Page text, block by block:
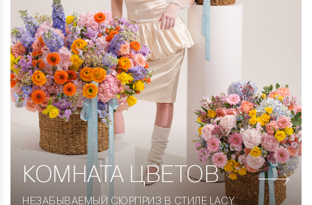
КОМНАТАЦВЕТОВ
НЕЗАБЫВАЕМЫЙ СЮРПРИЗ В СТИЛЕ LACY